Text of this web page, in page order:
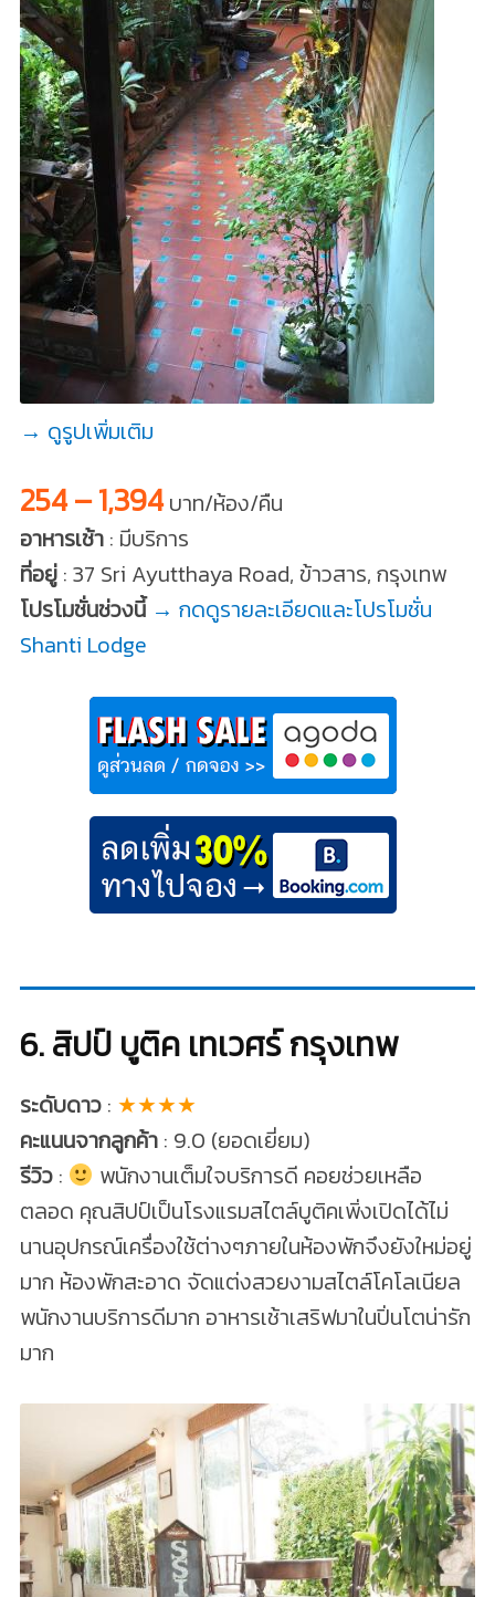
→ ดูรูปเพิ่มเติม
254 – 1,394บาท/ห้อง/คืน
อาหารเช้า: มีบริการ
ที่อยู่: 37 Sri Ayutthaya Road, ข้าวสาร, กรุงเทพ
โปรโมชั่นช่วงนี้ → กดดูรายละเอียดและโปรโมชั่น
Shanti Lodge
6. สิปป์ บูติค เทเวศร์ กรุงเทพ
ระดับดาว: ★★★★
คะแนนจากลูกค้า: 9.0 (ยอดเยี่ยม)
รีวิว:
พนักงานเต็มใจบริการดี คอยช่วยเหลือ
ตลอด คุณสิปป์เป็นโรงแรมสไตล์บูติคเพิ่งเปิดได้ไม่
นานอุปกรณ์เครื่องใช้ต่างๆภายในห้องพักจึงยังใหม่อยู่
มาก ห้องพักสะอาด จัดแต่งสวยงามสไตล์โคโลเนียล
พนักงานบริการดีมาก อาหารเช้าเสริฟมาในปิ่นโตน่ารัก
มาก